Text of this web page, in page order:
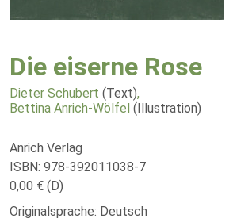
Die eiserne Rose
Dieter Schubert (Text),
Bettina Anrich-Wölfel (Illustration)
Anrich Verlag
ISBN: 978-392011038-7
0,00 € (D)
Originalsprache: Deutsch